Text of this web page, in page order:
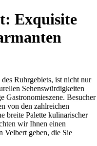
Exquisite
Ruhrgebiets, ist nicht nur
Sehenswürdigkeiten
Gastronomieszene. Besucher
von den zahlreichen
breite Palette kulinarischer
wir Ihnen einen
Velbert geben, die Sie